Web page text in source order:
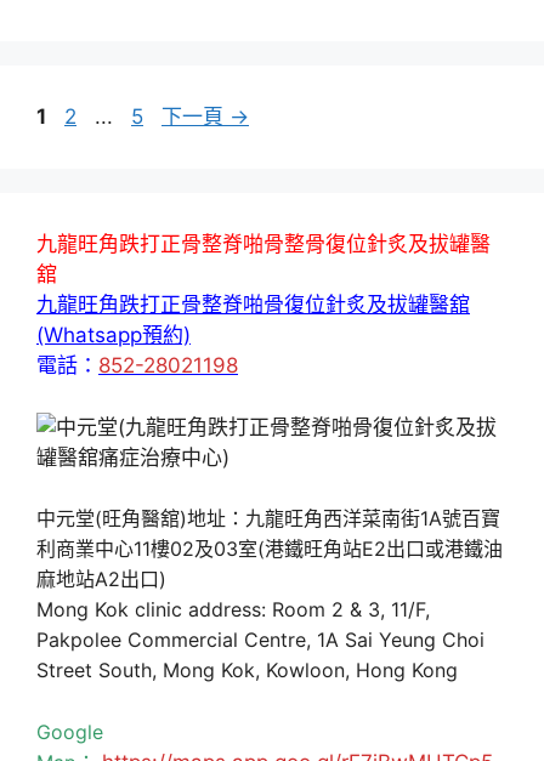
頁
1
頁
2 ...
頁
5 下一頁 →
九龍旺角跌打正骨整脊啪骨整骨復位針炙及拔罐醫
舘
九龍旺角跌打正骨整脊啪骨復位針炙及拔罐醫舘
(Whatsapp預約)
電話： 852-28021198
中元堂(旺角醫舘)地址：九龍旺角西洋菜南街1A號百寶
利商業中心11樓02及03室(港鐵旺角站E2出口或港鐵油
麻地站A2出口)
Mong Kok clinic address: Room 2 & 3, 11/F,
Pakpolee Commercial Centre, 1A Sai Yeung Choi
Street South, Mong Kok, Kowloon, Hong Kong
Google